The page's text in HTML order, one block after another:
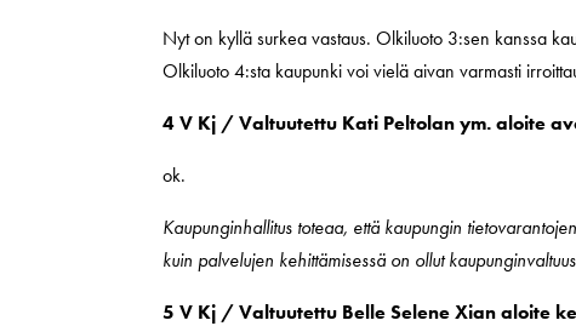
Nyt on kyllä surkea vastaus. Olkiluoto 3:sen kanssa
Olkiluoto 4:sta kaupunki voi vielä aivan varmasti
4 V Kj / Valtuutettu Kati Peltolan ym. aloite
ok.
Kaupunginhallitus toteaa, että kaupungin
kuin palvelujen kehittämisessä on ollut
5 V Kj / Valtuutettu Belle Selene Xian aloite